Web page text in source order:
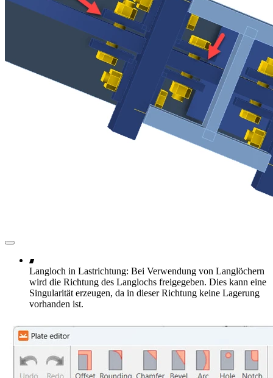
Langloch in Lastrichtung: Bei Verwendung von Langlöchern
wird die Richtung des Langlochs freigegeben. Dies kann eine
Singularität erzeugen, da in dieser Richtung keine Lagerung
vorhanden ist.